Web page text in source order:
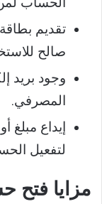
تقديم
صالح
وجود بريد
المصرفي.
لتفعيل
مزايا فتح